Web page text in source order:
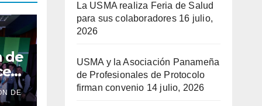
de
DE
La USMA realiza Feria de Salud
para sus colaboradores 16 julio,
2026
USMA y la Asociación Panameña
de Profesionales de Protocolo
firman convenio 14 julio, 2026